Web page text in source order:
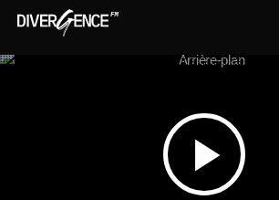
play_arrow